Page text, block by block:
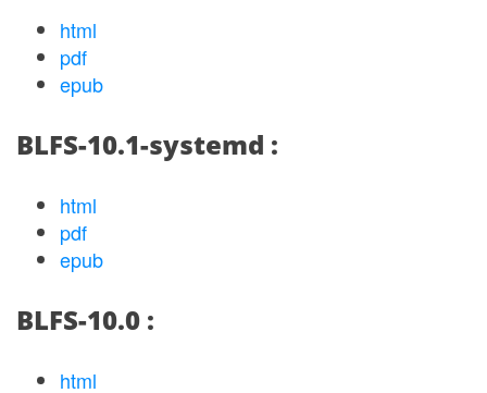
html
pdf
epub
BLFS-10.1-systemd :
html
pdf
epub
BLFS-10.0 :
html